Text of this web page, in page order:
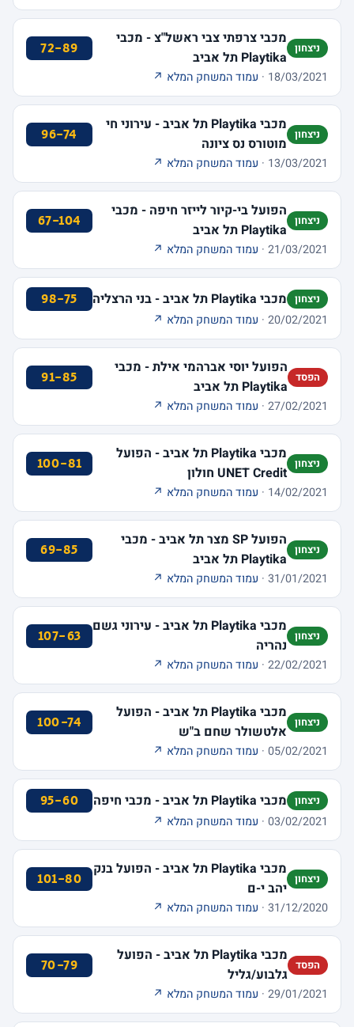
ניצחון
מכבי צרפתי צבי ראשל"צ - מכבי
Playtika תל אביב
72-89
18/03/2021 · עמוד המשחק המלא ↗
ניצחון
מכבי Playtika תל אביב - עירוני חי
מוטורס נס ציונה
96-74
13/03/2021 · עמוד המשחק המלא ↗
ניצחון
הפועל בי-קיור לייזר חיפה - מכבי
Playtika תל אביב
67-104
21/03/2021 · עמוד המשחק המלא ↗
ניצחון מכבי Playtika תל אביב - בני הרצליה 98-75
20/02/2021 · עמוד המשחק המלא ↗
הפסד
הפועל יוסי אברהמי אילת - מכבי
Playtika תל אביב
91-85
27/02/2021 · עמוד המשחק המלא ↗
ניצחון
מכבי Playtika תל אביב - הפועל
UNET Credit חולון
100-81
14/02/2021 · עמוד המשחק המלא ↗
ניצחון
הפועל SP מצר תל אביב - מכבי
Playtika תל אביב
69-85
31/01/2021 · עמוד המשחק המלא ↗
ניצחון
מכבי Playtika תל אביב - עירוני גשם
נהריה
107-63
22/02/2021 · עמוד המשחק המלא ↗
ניצחון
מכבי Playtika תל אביב - הפועל
אלטשולר שחם ב"ש
100-74
05/02/2021 · עמוד המשחק המלא ↗
ניצחון מכבי Playtika תל אביב - מכבי חיפה 95-60
03/02/2021 · עמוד המשחק המלא ↗
ניצחון
מכבי Playtika תל אביב - הפועל בנק
יהב י-ם
101-80
31/12/2020 · עמוד המשחק המלא ↗
הפסד
מכבי Playtika תל אביב - הפועל
גלבוע/גליל
70-79
29/01/2021 · עמוד המשחק המלא ↗